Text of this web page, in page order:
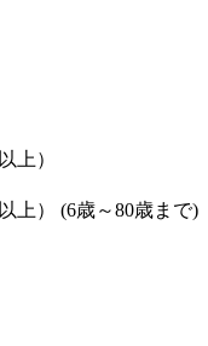
上）
上） (6歳～80歳まで)